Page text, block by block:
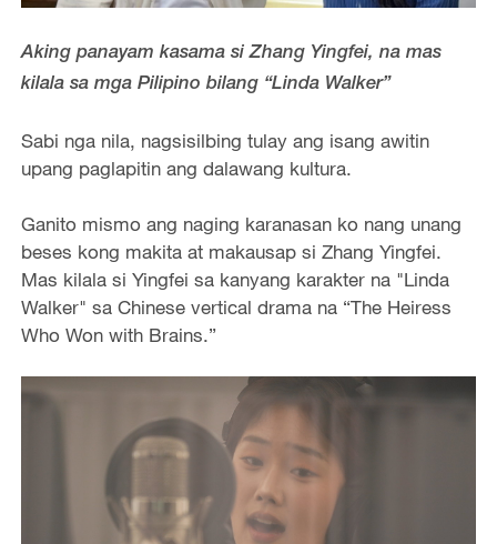
Aking panayam kasama si Zhang Yingfei, na mas
kilala sa mga Pilipino bilang “Linda Walker”
Sabi nga nila, nagsisilbing tulay ang isang awitin
upang paglapitin ang dalawang kultura.
Ganito mismo ang naging karanasan ko nang unang
beses kong makita at makausap si Zhang Yingfei.
Mas kilala si Yingfei sa kanyang karakter na "Linda
Walker" sa Chinese vertical drama na “The Heiress
Who Won with Brains.”